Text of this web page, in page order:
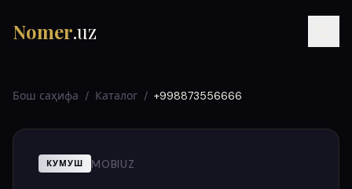
Nomer.uz
Бош саҳифа / Каталог / +998873556666
КУМУШ MOBIUZ